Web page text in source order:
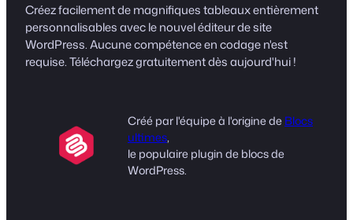
Créez facilement de magnifiques tableaux entièrement
personnalisables avec le nouvel éditeur de site
WordPress. Aucune compétence en codage n'est
requise. Téléchargez gratuitement dès aujourd'hui !
Créé par l'équipe à l'origine deBlocs
ultimes,
le populaire plugin de blocs de
WordPress.